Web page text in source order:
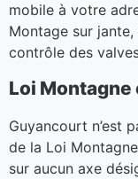
mobile à votre
Montage sur
contrôle des
Loi
Guyancourt n’est
de la Loi
sur aucun axe